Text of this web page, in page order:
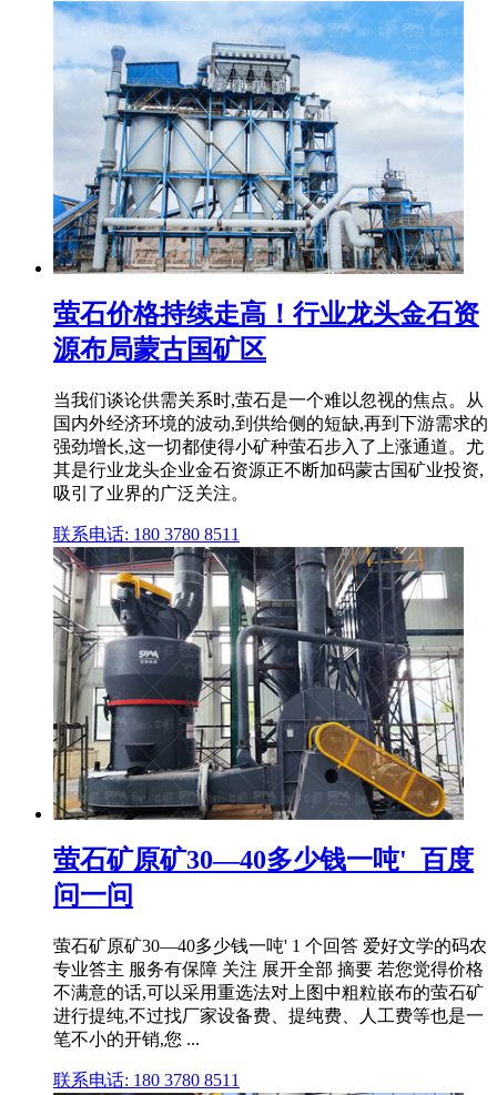
萤石价格持续走高！行业龙头金石资
源布局蒙古国矿区
当我们谈论供需关系时,萤石是一个难以忽视的焦点。从
国内外经济环境的波动,到供给侧的短缺,再到下游需求的
强劲增长,这一切都使得小矿种萤石步入了上涨通道。尤
其是行业龙头企业金石资源正不断加码蒙古国矿业投资,
吸引了业界的广泛关注。
联系电话: 180 3780 8511
萤石矿原矿30—40多少钱一吨'_百度
问一问
萤石矿原矿30—40多少钱一吨' 1 个回答 爱好文学的码农
专业答主 服务有保障 关注 展开全部 摘要 若您觉得价格
不满意的话,可以采用重选法对上图中粗粒嵌布的萤石矿
进行提纯,不过找厂家设备费、提纯费、人工费等也是一
笔不小的开销,您 ...
联系电话: 180 3780 8511